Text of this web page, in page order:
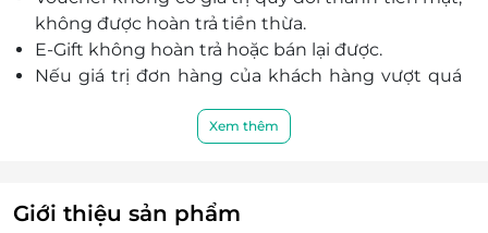
không được hoàn trả tiền thừa.
E-Gift không hoàn trả hoặc bán lại được.
Nếu giá trị đơn hàng của khách hàng vượt quá
thêm khoản chênh lệch đó.
Áp dụng cho toàn bộ sản phẩm tại nhà hàng.
Xem thêm
Giới thiệu sản phẩm